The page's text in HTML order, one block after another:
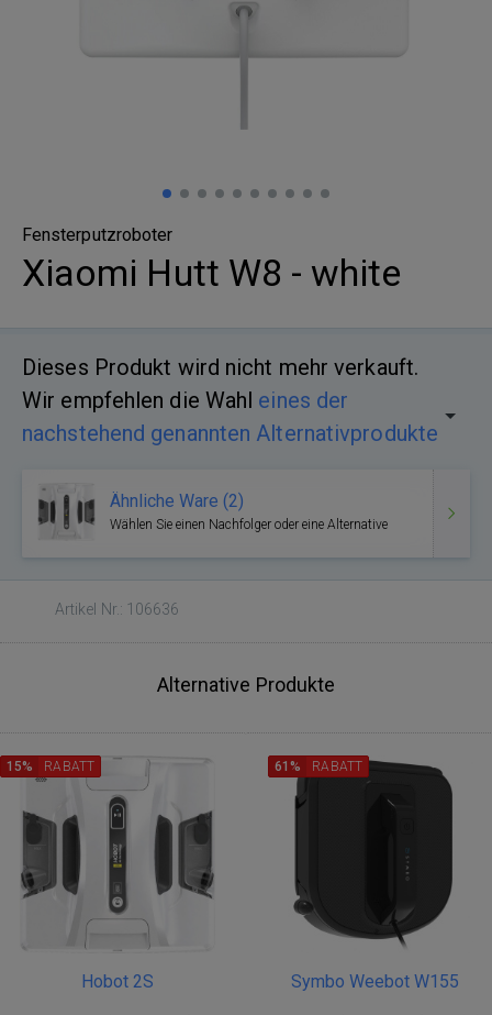
Fensterputzroboter
Xiaomi Hutt W8 - white
Dieses Produkt wird nicht mehr verkauft.
Wir empfehlen die Wahl eines der
nachstehend genannten Alternativprodukte
Ähnliche Ware (2)
Wählen Sie einen Nachfolger oder eine Alternative
Artikel Nr.: 106636
Alternative Produkte
Hobot 2S
15% RABATT
Symbo Weebot W155
61% RABATT